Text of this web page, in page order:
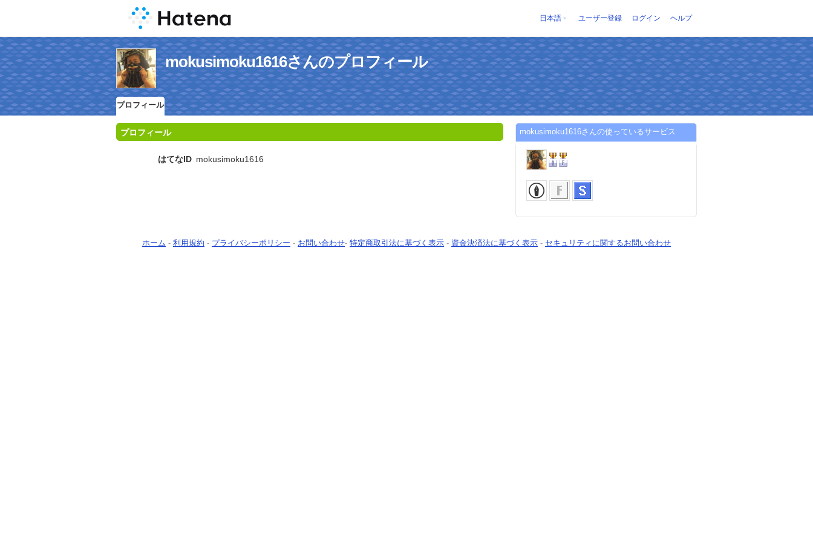
日本語 ユーザー登録 ログイン ヘルプ
mokusimoku1616さんのプロフィール
プロフィール
プロフィール
はてなID mokusimoku1616
mokusimoku1616さんの使っているサービス
ホーム - 利用規約 - プライバシーポリシー - お問い合わせ- 特定商取引法に基づく表示 - 資金決済法に基づく表示 - セキュリティに関するお問い合わせ